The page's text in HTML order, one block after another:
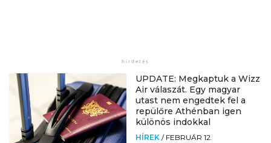
UPDATE: Megkaptuk a Wizz
Air válaszát. Egy magyar
utast nem engedtek fel a
repülőre Athénban igen
különös indokkal
HÍREK / FEBRUÁR 12.